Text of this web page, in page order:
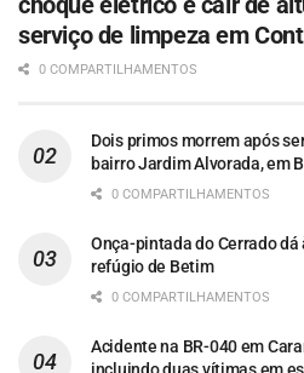
serviço de limpeza em
0 COMPARTILHAMENTOS
Dois primos morrem após
bairro Jardim Alvorada, em
0 COMPARTILHAMENTOS
Onça-pintada do Cerrado
refúgio de Betim
0 COMPARTILHAMENTOS
Acidente na BR-040 em